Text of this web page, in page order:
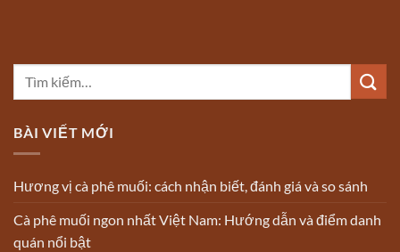
BÀI VIẾT MỚI
Hương vị cà phê muối: cách nhận biết, đánh giá và so sánh
Cà phê muối ngon nhất Việt Nam: Hướng dẫn và điểm danh
quán nổi bật